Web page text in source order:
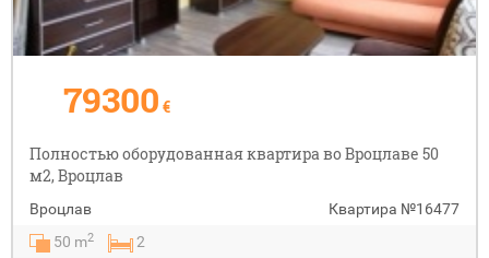
79300 €
Полностью оборудованная квартира во Вроцлаве 50
м2, Вроцлав
Вроцлав Квартира №16477
50 m2 2